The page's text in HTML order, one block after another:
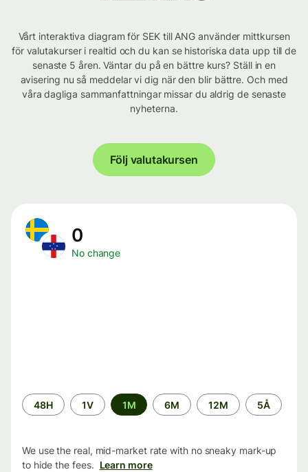
Vårt interaktiva diagram för SEK till ANG använder mittkursen
för valutakurser i realtid och du kan se historiska data upp till de
senaste 5 åren. Väntar du på en bättre kurs? Ställ in en
avisering nu så meddelar vi dig när den blir bättre. Och med
våra dagliga sammanfattningar missar du aldrig de senaste
nyheterna.
Följ valutakursen
0
No change
Time
period
48H 1V 1M 6M 12M 5Å
We use the real, mid-market rate with no sneaky mark-up
to hide the fees. Learn more